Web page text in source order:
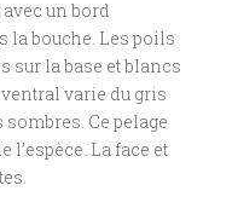
un bord
la bouche. Les poils
sur la base et blancs
varie du gris
Ce pelage
l’espèce. La face et